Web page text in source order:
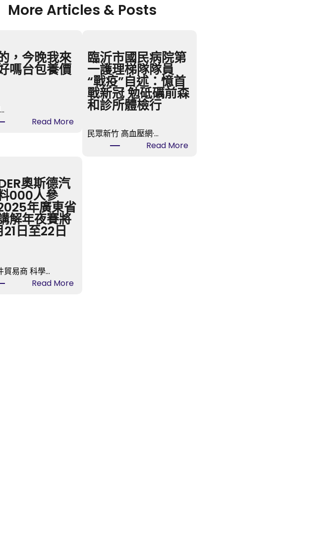
More Articles & Posts
，今晚我來
嗎台包養價
Read More:
來
走
養
臨沂市國民病院第
一護理梯隊隊員
“戰疫”自述：憶首
戰新冠 勉砥礪前森
和診所體檢行
民眾新竹 高血壓網·…
Read More:
奧斯德汽
000人參
年廣東省
解年夜賽將
日至22日
貿易商 科學…
Read More: